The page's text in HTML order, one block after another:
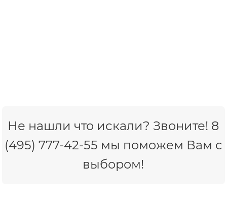
Не нашли что искали? Звоните! 8
(495) 777-42-55 мы поможем Вам с
выбором!